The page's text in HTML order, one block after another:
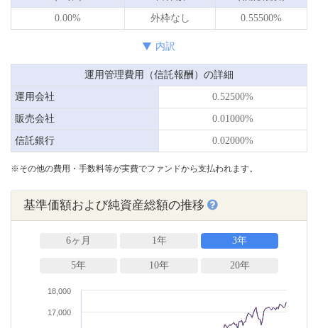
0.00% 外枠なし 0.55500%
内訳
運用管理費用（信託報酬）の詳細
運用会社 0.52500%
販売会社 0.01000%
信託銀行 0.02000%
※その他の費用・手数料等が実費でファンドから支払われます。
基準価額および純資産総額の推移
6ヶ月 1年 3年
5年 10年 20年
17,000
18,000